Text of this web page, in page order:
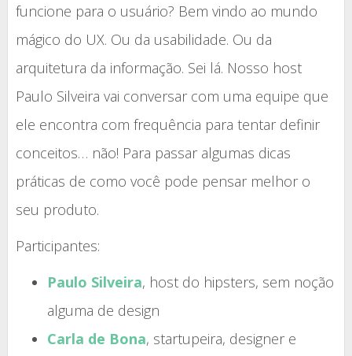
funcione para o usuário? Bem vindo ao mundo
mágico do UX. Ou da usabilidade. Ou da
arquitetura da informação. Sei lá. Nosso host
Paulo Silveira vai conversar com uma equipe que
ele encontra com frequência para tentar definir
conceitos… não! Para passar algumas dicas
práticas de como você pode pensar melhor o
seu produto.
Participantes:
Paulo Silveira, host do hipsters, sem noção
alguma de design
Carla de Bona, startupeira, designer e